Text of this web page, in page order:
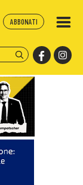
ABBONATI